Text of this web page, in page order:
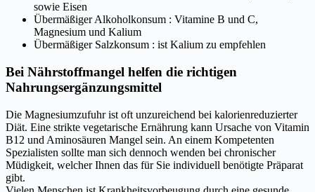
sowie Eisen
Übermäßiger Alkoholkonsum : Vitamine B und C,
Magnesium und Kalium
Übermäßiger Salzkonsum : ist Kalium zu empfehlen
Bei Nährstoffmangel helfen die richtigen
Nahrungsergänzungsmittel
Die Magnesiumzufuhr ist oft unzureichend bei kalorienreduzierter
Diät. Eine strikte vegetarische Ernährung kann Ursache von Vitamin
B12 und Aminosäuren Mangel sein. An einem Kompetenten
Spezialisten sollte man sich dennoch wenden bei chronischer
Müdigkeit, welcher Ihnen das für Sie individuell benötigte Präparat
gibt.